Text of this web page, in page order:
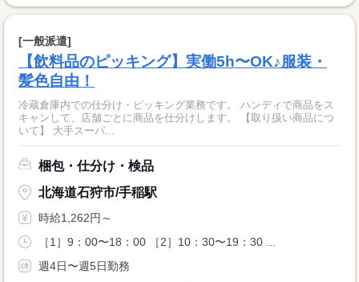
[一般派遣]
【飲料品のピッキング】実働5h〜OK♪服装・
髪色自由！
冷蔵倉庫内での仕分け・ピッキング業務です。 ハンディで商品をス
キャンして、店舗ごとに商品を仕分けします。 【取り扱い商品につ
いて】 大手スーパ...
梱包・仕分け・検品
北海道石狩市/手稲駅
時給1,262円～
［1］9：00〜18：00 ［2］10：30〜19：30 ...
週4日〜週5日勤務